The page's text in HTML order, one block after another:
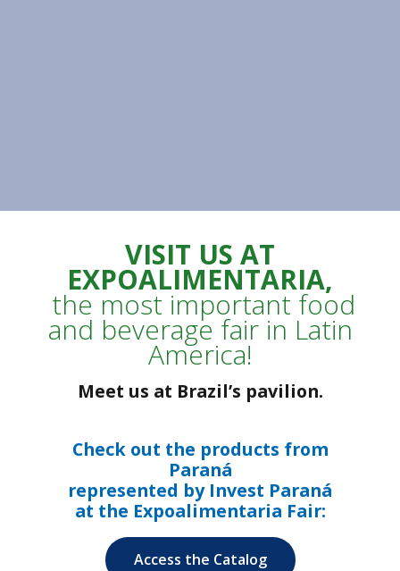
VISIT US AT
EXPOALIMENTARIA,
the most important food
and beverage fair in Latin
America!
Meet us at Brazil’s pavilion.
Check out the products from
Paraná
represented by Invest Paraná
at the Expoalimentaria Fair:
Access the Catalog